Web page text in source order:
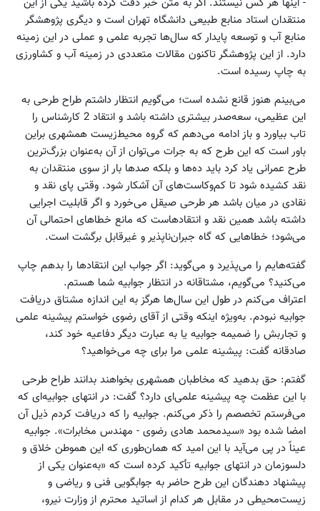
منتقدان استاد منابع طبیعی دانشگاه تهران است و دیگری پژوهشگر
منابع آب و توسعه پایدار که سال‌ها تجربه علمی و عملی در این زمینه
دارد. از این پژوهشگر تاکنون مقالات متعددی در زمینه آب و کشاورزی
به چاپ رسیده است.
می‌بینم هنوز قانع نشده است؛ می‌گویم انتظار داشتم طراح طرحی به
این عظیمی، سعه‌صدر بیشتری داشته باشد و انتقاد 2 کارشناس را
تاب بیاورد و باز ادامه می‌دهم که گروه محیط‌زیست همشهری براین
باور است که این طرح که به جرات می‌توان از آن به‌عنوان بزرگ‌ترین
طرح عمرانی یاد کرد باید ده‌ها و بلکه صدها بار از سوی منتقدان به
نقد کشیده شود تا کم‌وکاست‌های آن آشکار شود. وقتی پای نقد و
نقادی در میان باشد هر طرحی صیقل می‌خورد و اگر قابلیت اجرایی
داشته باشد همین نقد و انتقادهاست که مانع خطاهای احتمالی آن
می‌شود؛ خطاهایی که گاه جبران‌ناپذیر و غیرقابل برگشت است.
گفته‌هایم را می‌پذیرد و می‌گوید: اگر جواب این انتقادها را بدهم چاپ
می‌کنید؟ می‌گویم، مشتاقانه در انتظار جوابیه شما هستم.
اعتراف می‌کنم در طول این سال‌ها هرگز به این اندازه مشتاق دریافت
جوابیه نبودم. به‌ویژه اینکه وقتی از آقای رضوی خواستم پیشینه علمی
و تجاربش را ضمیمه جوابیه یا به عبارت دیگر دفاعیه خود کند،
صادقانه گفت: پیشینه علمی مرا برای چه می‌خواهید؟
گفتم: حق بدهید که مخاطبان همشهری بخواهند بدانند طراح طرحی
با این عظمت چه پیشینه علمی‌ای دارد؟ گفت: در انتهای جوابیه‌ای که
می‌فرستم تخصصم را ذکر می‌کنم. جوابیه را که دریافت کردم ذیل آن
امضا شده بود «‌سیدمحمد هادی رضوی - مهندس مخابرات». جوابیه
عیناً در پی می‌آید با این امید که همان‌طوری که این هموطن خلاق و
دلسوزمان در انتهای جوابیه تأکید کرده است که «به‌عنوان یکی از
پیشنهاد دهندگان این طرح حاضر به جوابگویی فنی و ریاضی و
زیست‌محیطی در مقابل هر کدام از اساتید محترم از وزارت نیرو،